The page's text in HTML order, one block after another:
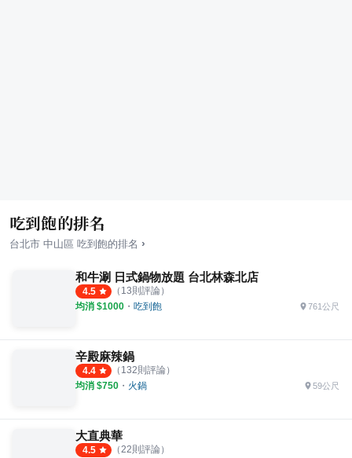
吃到飽的排名
台北市 中山區 吃到飽的排名 ›
和牛涮 日式鍋物放題 台北林森北店
4.5 （ 13則評論）
均消 $1000 ・ 吃到飽 761公尺
辛殿麻辣鍋
4.4 （ 132則評論）
均消 $750 ・ 火鍋 59公尺
大直典華
4.5 （ 22則評論）